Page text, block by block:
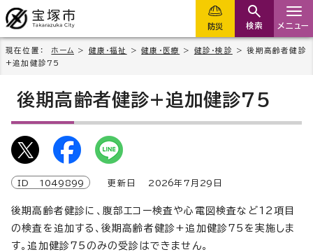
防災 検索 メニュー
現在位置： ホーム > 健康・福祉 >健康・医療 > 健診・検診 > 後期高齢者健診
+追加健診75
後期高齢者健診+追加健診75
ID 1049899 更新日 2026年7月 29 日
後期高齢者健診に、腹部エコー検査や心電図検査など12項目
の検査を追加する、後期高齢者健診+追加健診75を実施しま
す。追加健診75のみの受診はできません。